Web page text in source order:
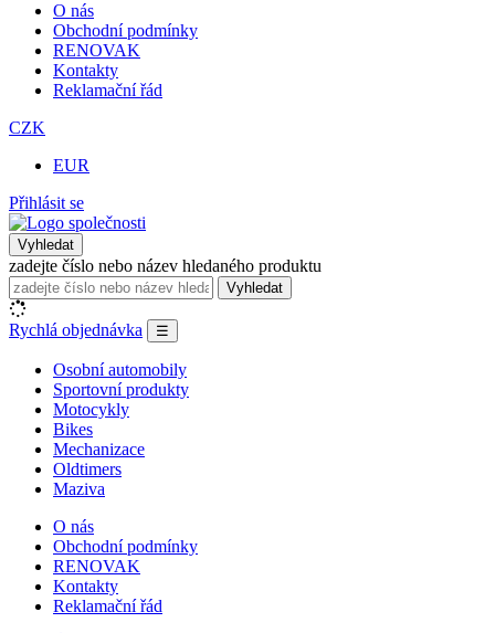
O nás
Obchodní podmínky
RENOVAK
Kontakty
Reklamační řád
CZK
EUR
Přihlásit se
Vyhledat
zadejte číslo nebo název hledaného produktu
Vyhledat
Rychlá objednávka ☰
Osobní automobily
Sportovní produkty
Motocykly
Bikes
Mechanizace
Oldtimers
Maziva
O nás
Obchodní podmínky
RENOVAK
Kontakty
Reklamační řád